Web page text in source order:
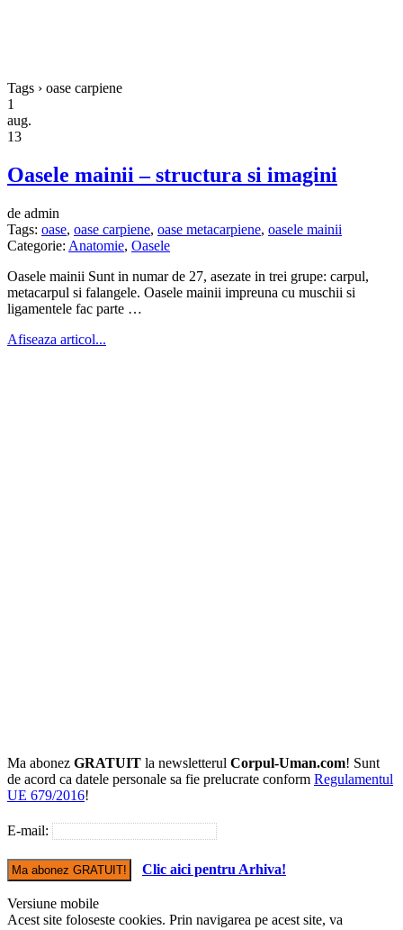
Tags › oase carpiene
1
aug.
13
Oasele mainii – structura si imagini
de admin
Tags: oase, oase carpiene, oase metacarpiene, oasele mainii
Categorie: Anatomie, Oasele
Oasele mainii Sunt in numar de 27, asezate in trei grupe: carpul,
metacarpul si falangele. Oasele mainii impreuna cu muschii si
ligamentele fac parte …
Afiseaza articol...
Ma abonez GRATUIT la newsletterul Corpul-Uman.com! Sunt
de acord ca datele personale sa fie prelucrate conform Regulamentul
UE 679/2016!
E-mail:
Clic aici pentru Arhiva!
Versiune mobile
Acest site foloseste cookies. Prin navigarea pe acest site, va